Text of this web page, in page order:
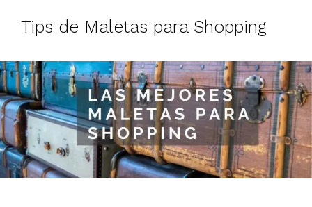
Tips de Maletas para Shopping